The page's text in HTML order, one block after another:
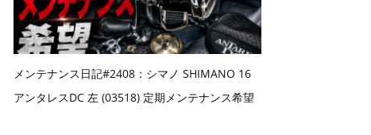
メンテナンス日記#2408：シマノ SHIMANO 16
アンタレスDC 左 (03518) 定期メンテナンス希望